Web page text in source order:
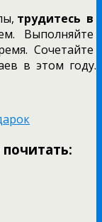
трудитесь в
Выполняйте
Сочетайте
в этом году.